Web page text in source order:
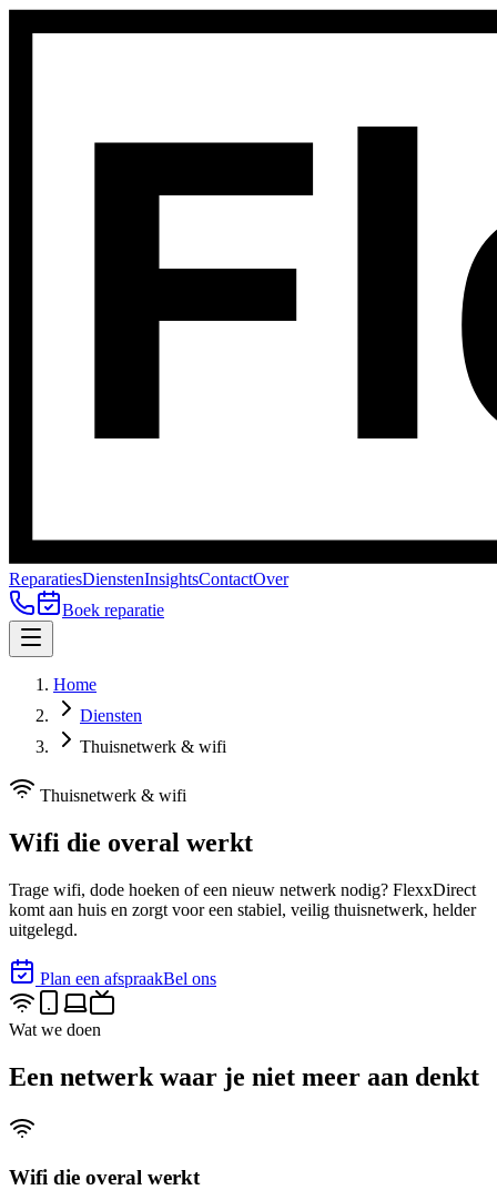
ReparatiesDienstenInsightsContactOver
Boek reparatie
Home
Diensten
Thuisnetwerk & wifi
Thuisnetwerk & wifi
Wifi die overal werkt
Trage wifi, dode hoeken of een nieuw netwerk nodig? FlexxDirect
komt aan huis en zorgt voor een stabiel, veilig thuisnetwerk, helder
uitgelegd.
Plan een afspraakBel ons
Wat we doen
Een netwerk waar je niet meer aan denkt
Wifi die overal werkt